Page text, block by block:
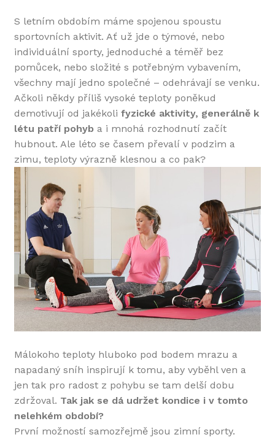
S letním obdobím máme spojenou spoustu
sportovních aktivit. Ať už jde o týmové, nebo
individuální sporty, jednoduché a téměř bez
pomůcek, nebo složité s potřebným vybavením,
všechny mají jedno společné – odehrávají se venku.
Ačkoli někdy příliš vysoké teploty poněkud
demotivují od jakékoli fyzické aktivity, generálně k
létu patří pohyb a i mnohá rozhodnutí začít
hubnout. Ale léto se časem převalí v podzim a
zimu, teploty výrazně klesnou a co pak?
Málokoho teploty hluboko pod bodem mrazu a
napadaný sníh inspirují k tomu, aby vyběhl ven a
jen tak pro radost z pohybu se tam delší dobu
zdržoval. Tak jak se dá udržet kondice i v tomto
nelehkém období?
První možností samozřejmě jsou zimní sporty.